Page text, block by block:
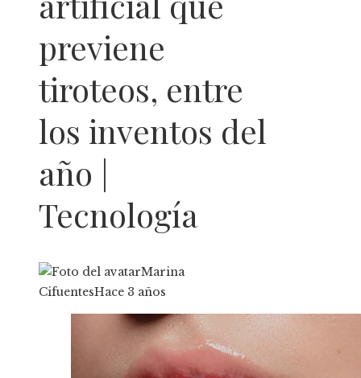
previene
tiroteos, entre
los inventos del
año |
Tecnología
Marina
CifuentesHace 3 años